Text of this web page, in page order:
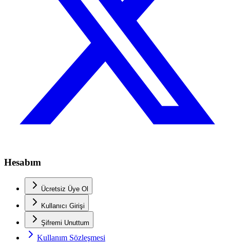
Hesabım
Ücretsiz Üye Ol
Kullanıcı Girişi
Şifremi Unuttum
Kullanım Sözleşmesi